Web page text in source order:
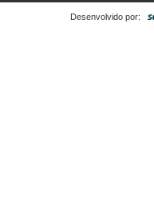
Desenvolvido por: